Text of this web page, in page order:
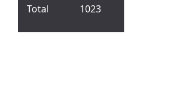
Total 1023